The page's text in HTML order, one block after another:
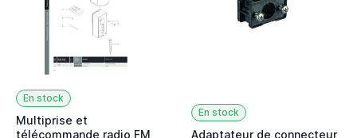
En stock
Multiprise et
télécommande radio FM
En stock
Adaptateur de connecteur